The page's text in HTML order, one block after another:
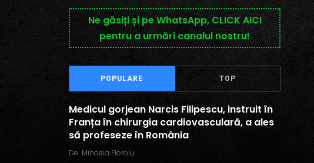
Ne găsiți și pe WhatsApp, CLICK AICI
pentru a urmări canalul nostru!
POPULARE TOP
Medicul gorjean Narcis Filipescu, instruit în
Franța în chirurgia cardiovasculară, a ales
să profeseze în România
De Mihaela Floroiu